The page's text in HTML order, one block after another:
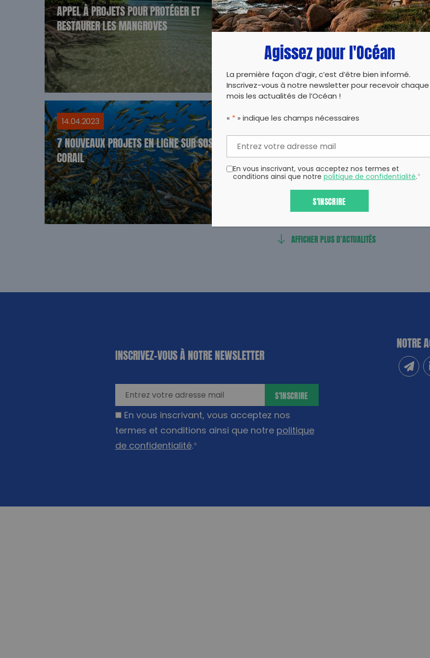
APPEL À PROJETS POUR PROTÉGER ET
RESTAURER LES MANGROVES
COMMENT PROTÉGER LES CORAUX ?
7 NOUVEAUX PROJETS EN LIGNE SUR SOS
CORAIL
14.04.2023
LES HERBIERS MARINS, ESSENTIELS À
NOTRE SURVIE
01.03.2023
AFFICHER PLUS D’ACTUALITÉS
INSCRIVEZ-VOUS À NOTRE NEWSLETTER
En vous inscrivant, vous acceptez nos
termes et conditions ainsi que notre politique
de confidentialité.*
S'INSCRIRE
NOTRE
Agissez pour l'Océan
La première façon d’agir, c’est d’être bien informé.
Inscrivez-vous à notre newsletter pour recevoir chaque
mois les actualités de l’Océan !
« * » indique les champs nécessaires
En vous inscrivant, vous acceptez nos termes et
conditions ainsi que notre politique de confidentialité.*
S'INSCRIRE